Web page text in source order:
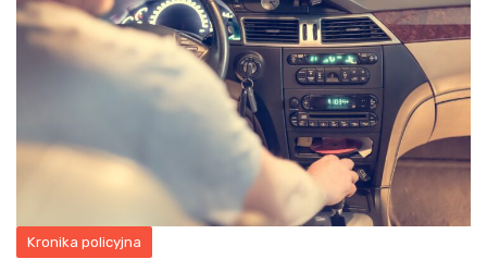
Kronika policyjna